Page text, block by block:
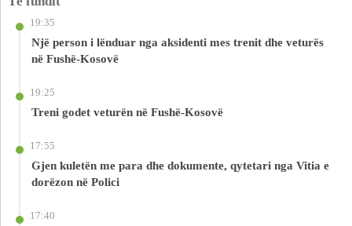
19:35
Një person i lënduar nga aksidenti mes trenit dhe veturës
në Fushë-Kosovë
19:25
Treni godet veturën në Fushë-Kosovë
17:55
Gjen kuletën me para dhe dokumente, qytetari nga Vitia e
dorëzon në Polici
17:40